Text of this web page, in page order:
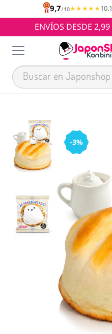
9,7/10★★★★★
★★★★★
ENVÍOS DESDE
-3%